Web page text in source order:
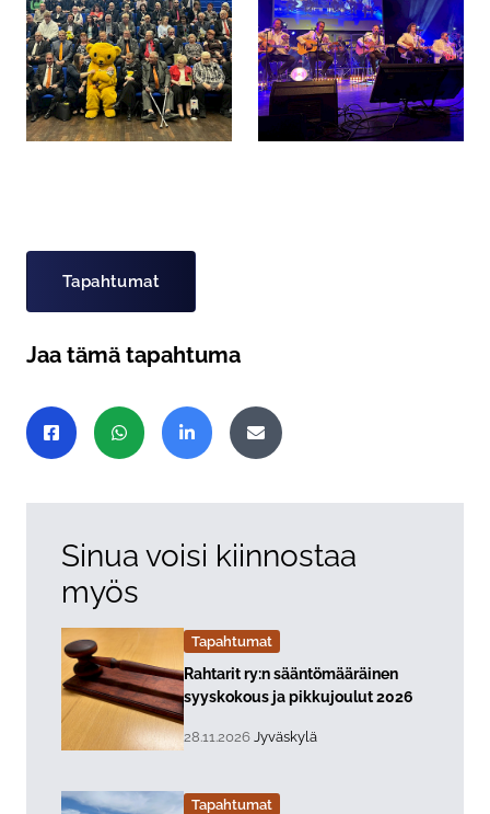
Tapahtumat
Jaa tämä tapahtuma
Jaa sivu
Jaa Facebookissa
Jaa WhatsAppissa
Jaa LinkedInissäJaa sähköpostitse
Sinua voisi kiinnostaa
myös
Tapahtumat
Lue lisää about event "
Rahtarit ry:n sääntömääräinen
syyskokous ja pikkujoulut 2026
, Tapahtuman päiväys:
28.11.2026 Sijainti:
Jyväskylä
Tapahtumat